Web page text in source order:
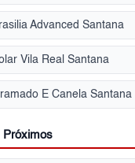
Advanced Santana
Vila Real Santana
E Canela Santana
Próximos